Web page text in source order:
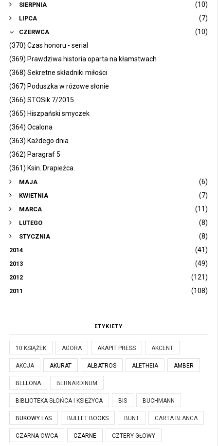
SIERPNIA (10)
LIPCA (7)
CZERWCA
(10)
(370) Czas honoru - serial
(369) Prawdziwa historia oparta na kłamstwach
(368) Sekretne składniki miłości
(367) Poduszka w różowe słonie
(366) STOSik 7/2015
(365) Hiszpański smyczek
(364) Ocalona
(363) Każdego dnia
(362) Paragraf 5
(361) Ksin. Drapieżca.
MAJA (6)
KWIETNIA (7)
MARCA (11)
LUTEGO (8)
STYCZNIA (8)
2014 (41)
2013 (49)
2012 (121)
2011 (108)
ETYKIETY
10 KSIĄŻEK AGORA AKAPIT PRESS AKCENT
AKCJA AKURAT ALBATROS ALETHEIA AMBER
BELLONA BERNARDINUM
BIBLIOTEKA SŁOŃCA I KSIĘŻYCA BIS BUCHMANN
BUKOWY LAS BULLET BOOKS BUNT CARTA BLANCA
CZARNA OWCA CZARNE CZTERY GŁOWY